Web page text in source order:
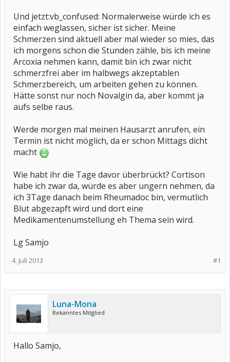
Und jetzt:vb_confused: Normalerweise würde ich es
einfach weglassen, sicher ist sicher. Meine
Schmerzen sind aktuell aber mal wieder so mies, das
ich morgens schon die Stunden zähle, bis ich meine
Arcoxia nehmen kann, damit bin ich zwar nicht
schmerzfrei aber im halbwegs akzeptablen
Schmerzbereich, um arbeiten gehen zu können.
Hätte sonst nur noch Novalgin da, aber kommt ja
aufs selbe raus.
Werde morgen mal meinen Hausarzt anrufen, ein
Termin ist nicht möglich, da er schon Mittags dicht
macht
Wie habt ihr die Tage davor überbrückt? Cortison
habe ich zwar da, würde es aber ungern nehmen, da
ich 3Tage danach beim Rheumadoc bin, vermutlich
Blut abgezapft wird und dort eine
Medikamentenumstellung eh Thema sein wird.
Lg Samjo
#1
4. Juli 2013
Luna-Mona
Bekanntes Mitglied
Hallo Samjo,